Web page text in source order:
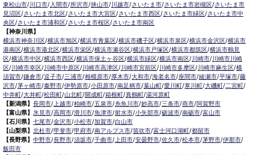
東松山市/ 川口市/入間市/所沢市/挟山市/ 川越市/さいたま市/さいたま市岩槻区/さいたま市
見沼区/さいたま市北区/さいたま市大宮区/さいたま市西区/さいたま市緑区/さいたま市中
央区/さいたま市浦和区/さいたま市桜区/さいたま市南区
【神奈川県】
横浜市神奈川区/横浜市旭区/横浜市青葉区/横浜市磯子区/横浜市泉区/横浜市金沢区/横浜市
港南区/横浜市港北区/横浜市栄区/横浜市瀬谷区/横浜市戸塚区/横浜市都筑区/横浜市鶴見
区/横浜市中区/横浜市西区/横浜市保土ヶ谷区/横浜市緑区/横浜市南区/ 川崎市/ 川崎市川崎
区/ 川崎市幸区/ 川崎市中原区/ 川崎市高津区/ 川崎市宮前区/ 川崎市多摩区/ 川崎市麻生区/横
須賀市/鎌倉市/逗子市/三浦市/相模原市/厚木市/大和市/海老名市/座間市/綾瀬市/平塚市/藤
沢市/茅ヶ崎市/秦野市/伊勢原市/小田原市/南足柄市/葉山町/愛川町/寒川町/大磯町/二宮町/
中井町/大井町/松田町/山北町/開成町/箱根町/真鶴町/湯河原町
【新潟県】 長岡市/ 上越市/柏崎市/五泉市/糸魚川市/妙高市/三条市/燕市/阿賀野市
【富山県】 氷見市/高岡市/滑川市/魚津市/射水市/小矢部市/砺波市/南砺市/富山市
【石川県】 七尾市/金沢市/小松市/加賀市/白山市
【山梨県】 北杜市/甲斐市/甲府市/南アルプス市/笛吹市/富士河口湖町/都留市
【長野県】 中野市/長野市/須坂市/千曲市/ 上田市/安曇野市/佐久市/松本市/茅野市/伊那市/
飯田市